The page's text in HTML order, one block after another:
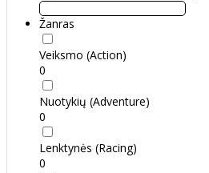
Žanras
Veiksmo (Action)
0
Nuotykių (Adventure)
0
Lenktynės (Racing)
0